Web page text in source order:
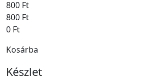
800 Ft
800 Ft
0 Ft
Kosárba
Készlet